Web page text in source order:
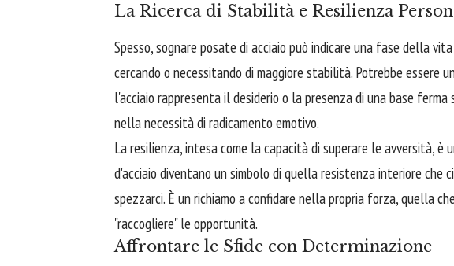
La Ricerca di Stabilità e Resilienza
Spesso, sognare posate di acciaio può indicare una fase della
cercando o necessitando di maggiore stabilità. Potrebbe essere
l'acciaio rappresenta il desiderio o la presenza di una base
nella necessità di radicamento emotivo.
La resilienza, intesa come la capacità di superare le avversità, è
d'acciaio diventano un simbolo di quella resistenza interiore
spezzarci. È un richiamo a confidare nella propria forza, quella
"raccogliere" le opportunità.
Affrontare le Sfide con Determinazione